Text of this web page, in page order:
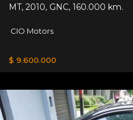
MT, 2010, GNC, 160.000 km.
CIO Motors
$ 9.600.000